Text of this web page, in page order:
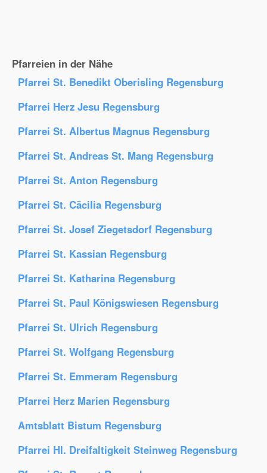
Pfarreien in der Nähe
Pfarrei St. Benedikt Oberisling Regensburg
Pfarrei Herz Jesu Regensburg
Pfarrei St. Albertus Magnus Regensburg
Pfarrei St. Andreas St. Mang Regensburg
Pfarrei St. Anton Regensburg
Pfarrei St. Cäcilia Regensburg
Pfarrei St. Josef Ziegetsdorf Regensburg
Pfarrei St. Kassian Regensburg
Pfarrei St. Katharina Regensburg
Pfarrei St. Paul Königswiesen Regensburg
Pfarrei St. Ulrich Regensburg
Pfarrei St. Wolfgang Regensburg
Pfarrei St. Emmeram Regensburg
Pfarrei Herz Marien Regensburg
Amtsblatt Bistum Regensburg
Pfarrei Hl. Dreifaltigkeit Steinweg Regensburg